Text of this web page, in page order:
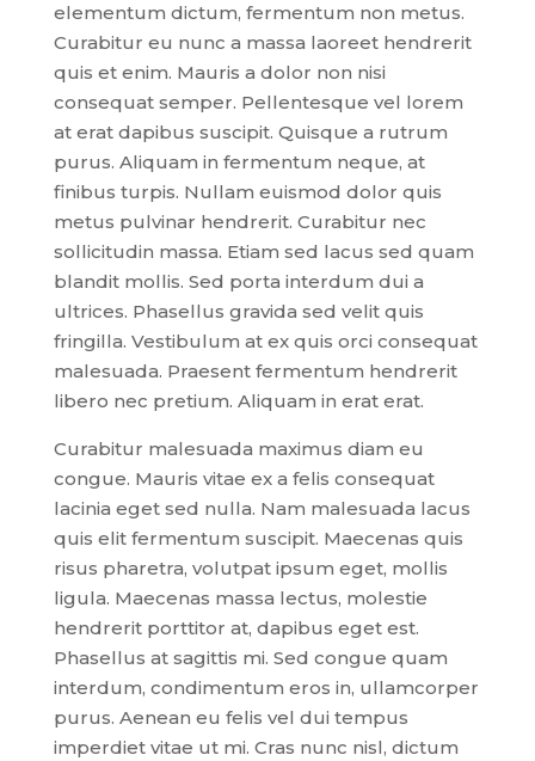
elementum dictum, fermentum non metus.
Curabitur eu nunc a massa laoreet hendrerit
quis et enim. Mauris a dolor non nisi
consequat semper. Pellentesque vel lorem
at erat dapibus suscipit. Quisque a rutrum
purus. Aliquam in fermentum neque, at
finibus turpis. Nullam euismod dolor quis
metus pulvinar hendrerit. Curabitur nec
sollicitudin massa. Etiam sed lacus sed quam
blandit mollis. Sed porta interdum dui a
ultrices. Phasellus gravida sed velit quis
fringilla. Vestibulum at ex quis orci consequat
malesuada. Praesent fermentum hendrerit
libero nec pretium. Aliquam in erat erat.
Curabitur malesuada maximus diam eu
congue. Mauris vitae ex a felis consequat
lacinia eget sed nulla. Nam malesuada lacus
quis elit fermentum suscipit. Maecenas quis
risus pharetra, volutpat ipsum eget, mollis
ligula. Maecenas massa lectus, molestie
hendrerit porttitor at, dapibus eget est.
Phasellus at sagittis mi. Sed congue quam
interdum, condimentum eros in, ullamcorper
purus. Aenean eu felis vel dui tempus
imperdiet vitae ut mi. Cras nunc nisl, dictum